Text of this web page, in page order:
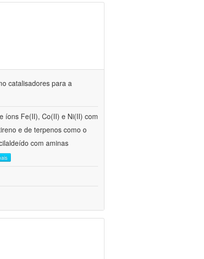
catalisadores para a
íons Fe(II), Co(II) e Ni(II) com
e de terpenos como o
com aminas